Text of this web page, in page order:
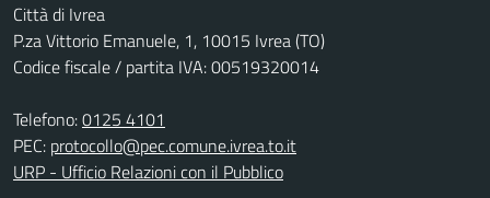
Città di Ivrea
P.za Vittorio Emanuele, 1, 10015 Ivrea (TO)
Codice fiscale / partita IVA: 00519320014
Telefono:0125 4101
PEC: protocollo@pec.comune.ivrea.to.it
URP - Ufficio Relazioni con il Pubblico